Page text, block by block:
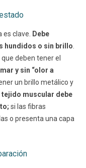
clave. Debe
hundidos o sin brillo
deben tener el
y sin “olor a
un brillo metálico y
tejido muscular debe
si las fibras
o presenta una capa